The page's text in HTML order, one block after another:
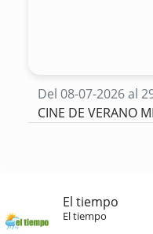
Del 08-07-2026 al
CINE DE VERANO
El tiempo
El tiempo